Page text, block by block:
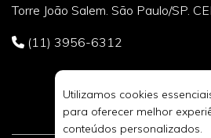
Torre João Salem. São Paulo/SP.
(11) 3956-6312
Utilizamos cookies
para oferecer melhor
conteúdos personalizados.